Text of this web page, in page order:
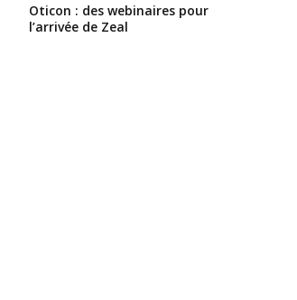
Oticon : des webinaires pour
l’arrivée de Zeal